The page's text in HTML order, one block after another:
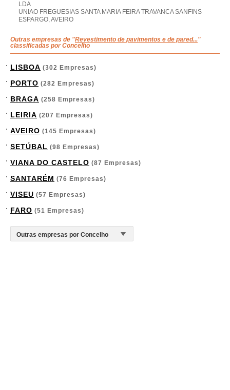
LDA
UNIAO FREGUESIAS SANTA MARIA FEIRA TRAVANCA SANFINS
ESPARGO, AVEIRO
Outras empresas de "Revestimento de pavimentos e de pared..."
classificadas por Concelho
LISBOA (302 Empresas)
PORTO (282 Empresas)
BRAGA (258 Empresas)
LEIRIA (207 Empresas)
AVEIRO (145 Empresas)
SETÚBAL (98 Empresas)
VIANA DO CASTELO (87 Empresas)
SANTARÉM (76 Empresas)
VISEU (57 Empresas)
FARO (51 Empresas)